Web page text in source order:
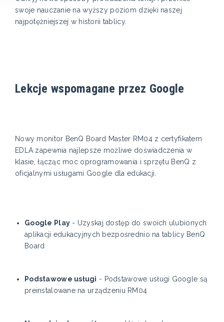
swoje nauczanie na wyższy poziom dzięki naszej
najpotężniejszej w historii tablicy.
Lekcje wspomagane przez Google
Nowy monitor BenQ Board Master RM04 z certyfikatem
EDLA zapewnia najlepsze możliwe doświadczenia w
klasie, łącząc moc oprogramowania i sprzętu BenQ z
oficjalnymi usługami Google dla edukacji.
Google Play - Uzyskaj dostęp do swoich ulubionych
aplikacji edukacyjnych bezpośrednio na tablicy BenQ
Board
Podstawowe usługi - Podstawowe usługi Google są
preinstalowane na urządzeniu RM04